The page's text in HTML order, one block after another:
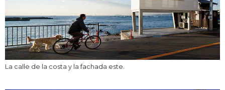
La calle de la costa y la fachada este.